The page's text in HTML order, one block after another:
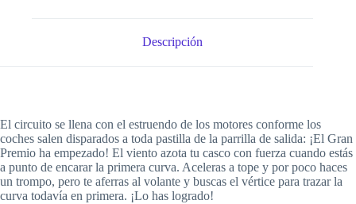
Descripción
El circuito se llena con el estruendo de los motores conforme los
coches salen disparados a toda pastilla de la parrilla de salida: ¡El Gran
Premio ha empezado! El viento azota tu casco con fuerza cuando estás
a punto de encarar la primera curva. Aceleras a tope y por poco haces
un trompo, pero te aferras al volante y buscas el vértice para trazar la
curva todavía en primera. ¡Lo has logrado!